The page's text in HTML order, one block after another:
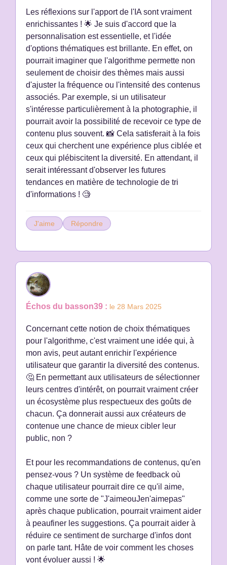
Les réflexions sur l'apport de l'IA sont vraiment
enrichissantes ! 🌟 Je suis d'accord que la
personnalisation est essentielle, et l'idée
d'options thématiques est brillante. En effet, on
pourrait imaginer que l'algorithme permette non
seulement de choisir des thèmes mais aussi
d'ajuster la fréquence ou l'intensité des contenus
associés. Par exemple, si un utilisateur
s'intéresse particulièrement à la photographie, il
pourrait avoir la possibilité de recevoir ce type de
contenu plus souvent. 📸 Cela satisferait à la fois
ceux qui cherchent une expérience plus ciblée et
ceux qui plébiscitent la diversité. En attendant, il
serait intéressant d'observer les futures
tendances en matière de technologie de tri
d'informations ! 🧐
J'aime Répondre
Échos du basson39 : le 28 Mars 2025
Concernant cette notion de choix thématiques
pour l'algorithme, c'est vraiment une idée qui, à
mon avis, peut autant enrichir l'expérience
utilisateur que garantir la diversité des contenus.
🤔 En permettant aux utilisateurs de sélectionner
leurs centres d'intérêt, on pourrait vraiment créer
un écosystème plus respectueux des goûts de
chacun. Ça donnerait aussi aux créateurs de
contenue une chance de mieux cibler leur
public, non ?
Et pour les recommandations de contenus, qu'en
pensez-vous ? Un système de feedback où
chaque utilisateur pourrait dire ce qu'il aime,
comme une sorte de "J'aimeouJen'aimepas"
après chaque publication, pourrait vraiment aider
à peaufiner les suggestions. Ça pourrait aider à
réduire ce sentiment de surcharge d'infos dont
on parle tant. Hâte de voir comment les choses
vont évoluer aussi ! 🌟